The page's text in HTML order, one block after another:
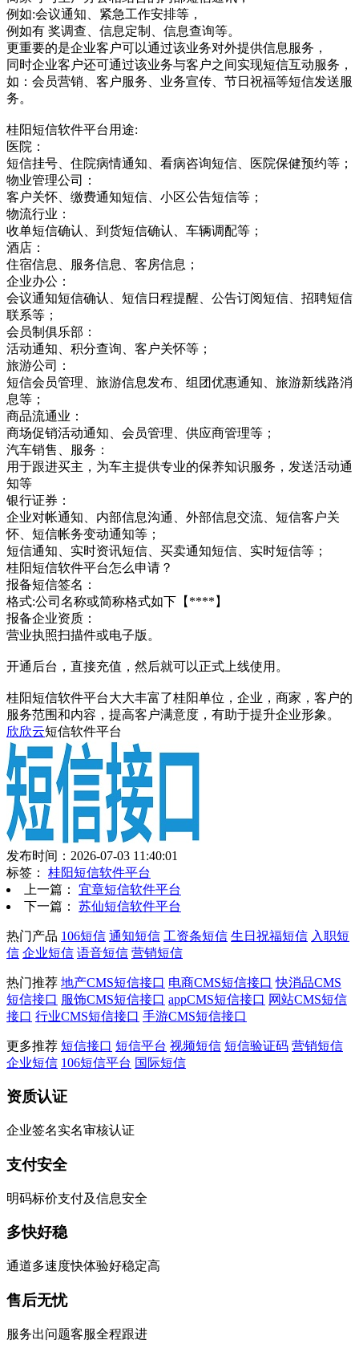
例如:会议通知、紧急工作安排等，
例如有 奖调查、信息定制、信息查询等。
更重要的是企业客户可以通过该业务对外提供信息服务，
同时企业客户还可通过该业务与客户之间实现短信互动服务，
如：会员营销、客户服务、业务宣传、节日祝福等短信发送服
务。
桂阳短信软件平台用途:
医院：
短信挂号、住院病情通知、看病咨询短信、医院保健预约等；
物业管理公司：
客户关怀、缴费通知短信、小区公告短信等；
物流行业：
收单短信确认、到货短信确认、车辆调配等；
酒店：
住宿信息、服务信息、客房信息；
企业办公：
会议通知短信确认、短信日程提醒、公告订阅短信、招聘短信
联系等；
会员制俱乐部：
活动通知、积分查询、客户关怀等；
旅游公司：
短信会员管理、旅游信息发布、组团优惠通知、旅游新线路消
息等；
商品流通业：
商场促销活动通知、会员管理、供应商管理等；
汽车销售、服务：
用于跟进买主，为车主提供专业的保养知识服务，发送活动通
知等
银行证券：
企业对帐通知、内部信息沟通、外部信息交流、短信客户关
怀、短信帐务变动通知等；
短信通知、实时资讯短信、买卖通知短信、实时短信等；
桂阳短信软件平台怎么申请？
报备短信签名：
格式:公司名称或简称格式如下【****】
报备企业资质：
营业执照扫描件或电子版。
开通后台，直接充值，然后就可以正式上线使用。
桂阳短信软件平台大大丰富了桂阳单位，企业，商家，客户的
服务范围和内容，提高客户满意度，有助于提升企业形象。
欣欣云短信软件平台
发布时间：2026-07-03 11:40:01
标签： 桂阳短信软件平台
上一篇： 宜章短信软件平台
下一篇： 苏仙短信软件平台
热门产品 106短信 通知短信 工资条短信 生日祝福短信 入职短
信 企业短信 语音短信 营销短信
热门推荐 地产CMS短信接口 电商CMS短信接口 快消品CMS
短信接口 服饰CMS短信接口 appCMS短信接口 网站CMS短信
接口 行业CMS短信接口 手游CMS短信接口
更多推荐 短信接口 短信平台 视频短信 短信验证码 营销短信
企业短信 106短信平台 国际短信
资质认证
企业签名实名审核认证
支付安全
明码标价支付及信息安全
多快好稳
通道多速度快体验好稳定高
售后无忧
服务出问题客服全程跟进